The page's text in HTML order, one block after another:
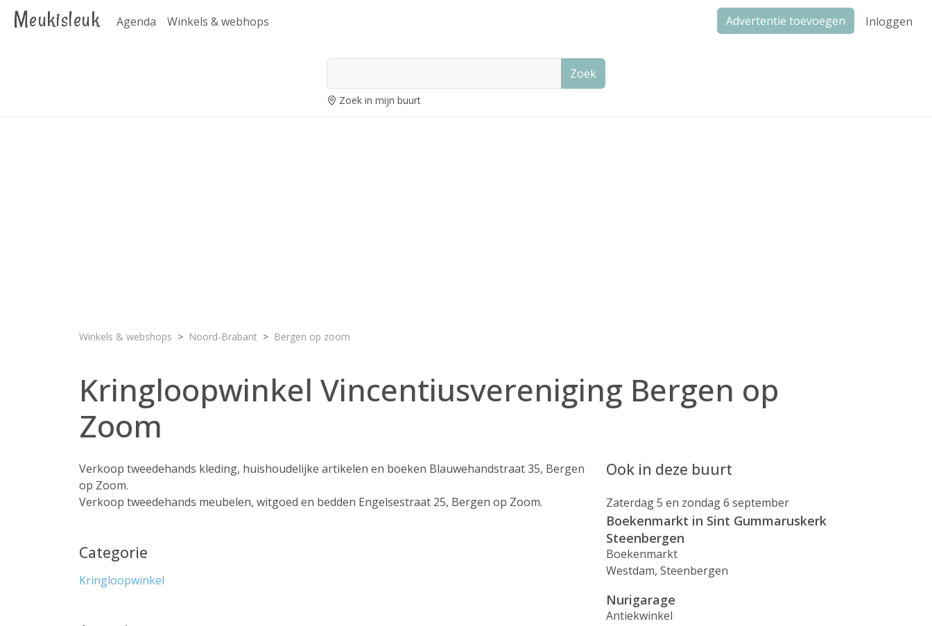
Meukisleuk Agenda Winkels & webhops Advertentie toevoegen Inloggen
Zoek
Zoek in mijn buurt
Winkels & webshops Noord-Brabant Bergen op zoom
Kringloopwinkel Vincentiusvereniging Bergen op
Zoom
Verkoop tweedehands kleding, huishoudelijke artikelen en boeken Blauwehandstraat 35, Bergen
op Zoom.
Verkoop tweedehands meubelen, witgoed en bedden Engelsestraat 25, Bergen op Zoom.
Categorie
Kringloopwinkel
Ook in deze buurt
Zaterdag 5 en zondag 6 september
Boekenmarkt in Sint Gummaruskerk
Steenbergen
Boekenmarkt
Westdam, Steenbergen
Nurigarage
Antiekwinkel